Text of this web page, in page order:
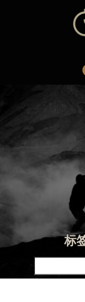
标